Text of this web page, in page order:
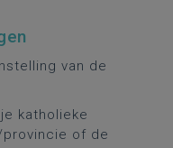
van de
katholieke
of de